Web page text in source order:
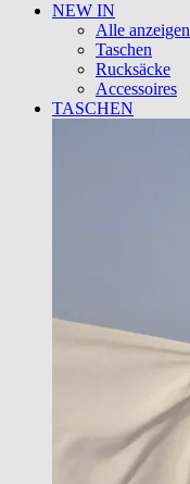
NEW IN
Alle anzeigen
Taschen
Rucksäcke
Accessoires
TASCHEN